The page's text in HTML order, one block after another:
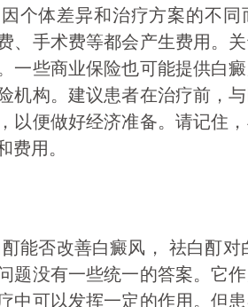
个体差异和治疗方案的不
、手术费等都会产生费用。
一些商业保险也可能提供白
机构。建议患者在治疗前，
以便做好经济准备。请记住
用。
能否改善白癜风， 祛白酊
题没有一些统一的答案。它
中可以发挥一定的作用。但